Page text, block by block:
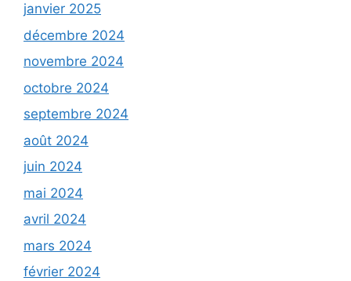
janvier 2025
décembre 2024
novembre 2024
octobre 2024
septembre 2024
août 2024
juin 2024
mai 2024
avril 2024
mars 2024
février 2024